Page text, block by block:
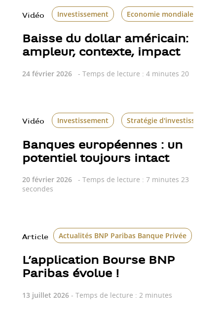
Vidéo Investissement Economie mondiale
Baisse du dollar américain:
ampleur, contexte, impact
24 février 2026 - Temps de lecture : 4 minutes 20
Vidéo Investissement Stratégie d'investissement
Banques européennes : un
potentiel toujours intact
20 février 2026
- Temps de lecture : 7 minutes 23
secondes
Article Actualités BNP Paribas Banque Privée
L’application Bourse BNP
Paribas évolue !
13 juillet 2026- Temps de lecture : 2 minutes